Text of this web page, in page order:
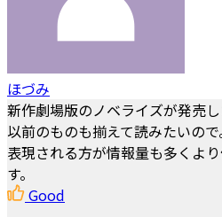
ほづみ
新作劇場版のノベライズが発売
以前のものも揃えて読みたいの
表現される方が情報量も多くよ
す。
Good